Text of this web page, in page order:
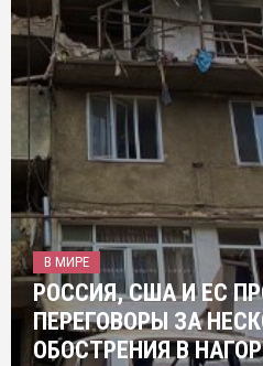
В МИРЕ
РОССИЯ, США И ЕС
ПЕРЕГОВОРЫ ЗА
ОБОСТРЕНИЯ В